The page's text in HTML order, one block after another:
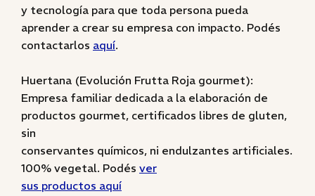
y tecnología para que toda persona pueda
aprender a crear su empresa con impacto. Podés
contactarlos aquí.
Huertana (Evolución Frutta Roja gourmet):
Empresa familiar dedicada a la elaboración de
productos gourmet, certificados libres de gluten,
sin
conservantes químicos, ni endulzantes artificiales.
100% vegetal. Podés ver
sus productos aquí